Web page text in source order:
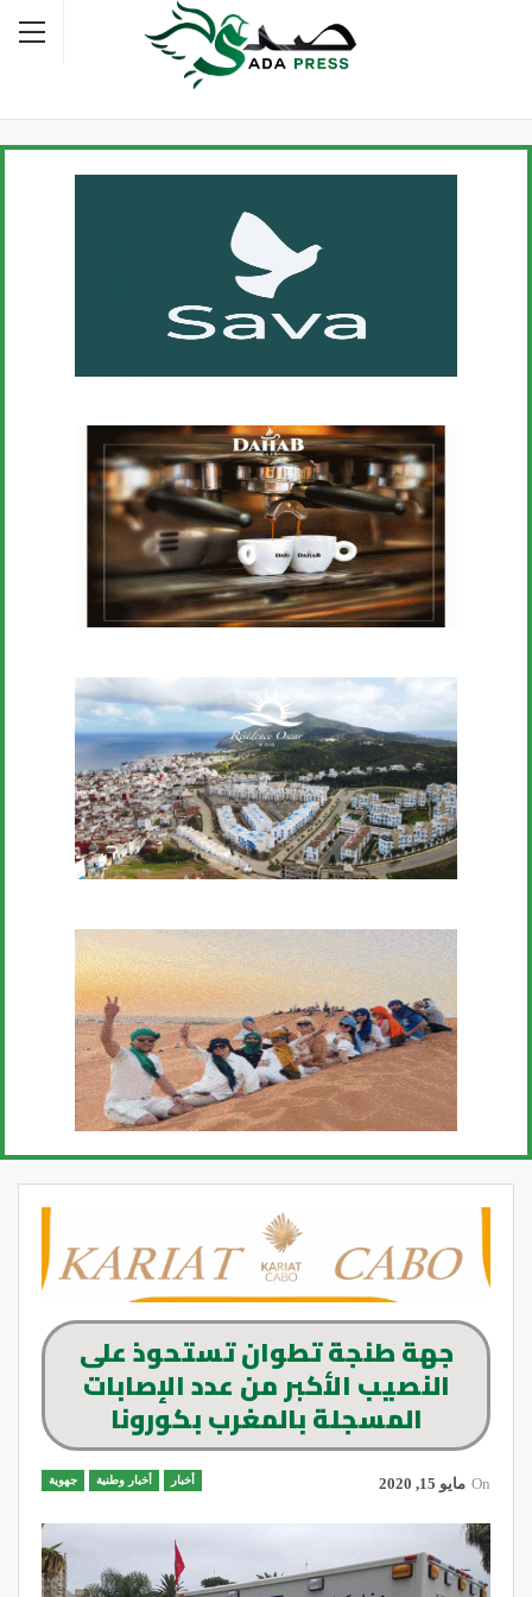
جهة طنجة تطوان تستحوذ على
النصيب الأكبر من عدد الإصابات
المسجلة بالمغرب بكورونا
أخبار أخبار وطنية جهوية On مايو 15, 2020